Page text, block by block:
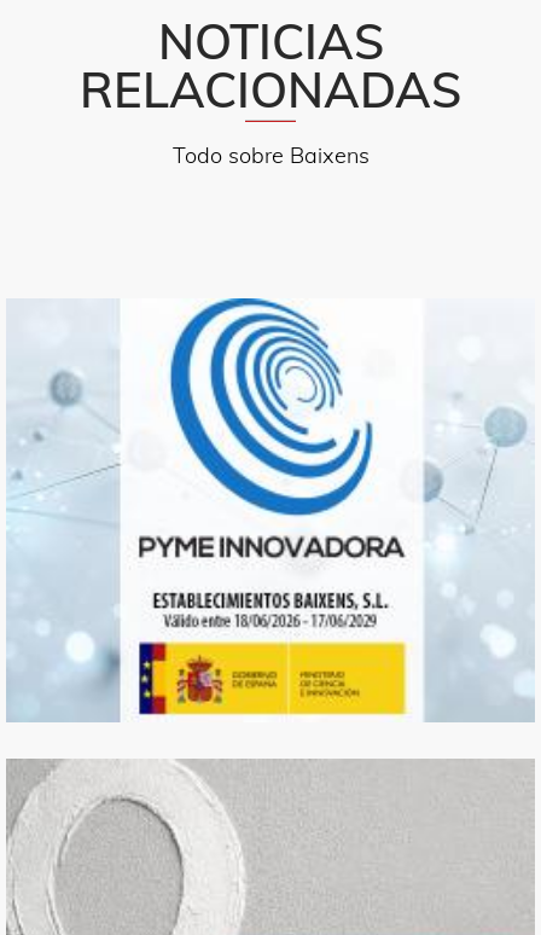
NOTICIAS
RELACIONADAS
Todo sobre Baixens